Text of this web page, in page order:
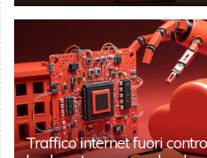
Traffico internet fuori